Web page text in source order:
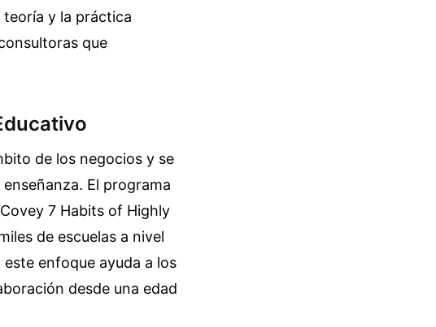
teoría y la práctica
que
de los negocios y se
El programa
7 Habits of Highly
de escuelas a nivel
este enfoque ayuda a los
desde una edad